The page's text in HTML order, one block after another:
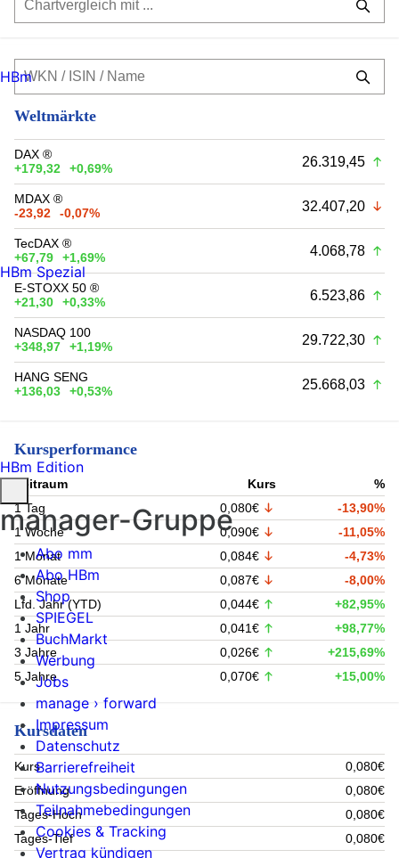
Weltmärkte
DAX ®
+179,32
+0,69% 26.319,45
MDAX ®
-23,92
-0,07% 32.407,20
TecDAX ®
+67,79
+1,69% 4.068,78
E-STOXX 50 ®
+21,30
+0,33% 6.523,86
NASDAQ 100
+348,97
+1,19% 29.722,30
HANG SENG
+136,03
+0,53% 25.668,03
Kursperformance
Zeitraum Kurs
%
1 Tag
0,080€
-13,90%
1 Woche
0,090€
-11,05%
1 Monat
0,084€
-4,73%
6 Monate
0,087€
-8,00%
Lfd. Jahr (YTD)
0,044€
+82,95%
1 Jahr
0,041€
+98,77%
3 Jahre
0,026€
+215,69%
5 Jahre
0,070€ +15,00%
Kursdaten
Kurs
0,080€
Eröffnung
0,080€
Tages-Hoch
0,080€
Tages-Tief
0,080€
HBm
HBm Spezial
HBm Edition
manager-Gruppe
Abo mm
Abo HBm
Shop
SPIEGEL
BuchMarkt
Werbung
Jobs
manage › forward
Impressum
Datenschutz
Barrierefreiheit
Nutzungsbedingungen
Teilnahmebedingungen
Cookies & Tracking
Vertrag kündigen